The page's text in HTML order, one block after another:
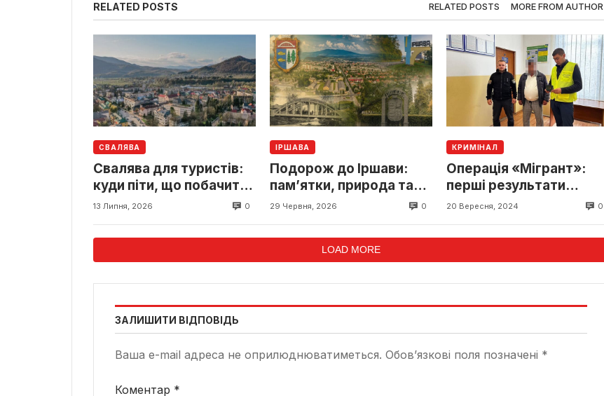
RELATED POSTS RELATED POSTS MORE FROM AUTHOR
СВАЛЯВА
Свалява для туристів:
куди піти, що побачити
та де відпочити
13 Липня, 2026 0
ІРШАВА
Подорож до Іршави:
пам’ятки, природа та
цікаві місця
29 Червня, 2026 0
КРИМІНАЛ
Операція «Мігрант»:
перші результати
операції на Закарпатті
20 Вересня, 2024 0
LOAD MORE
ЗАЛИШИТИ ВІДПОВІДЬ
Ваша e-mail адреса не оприлюднюватиметься. Обов’язкові поля позначені *
Коментар *